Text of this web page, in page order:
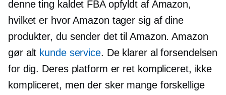
denne ting kaldet FBA opfyldt af Amazon,
hvilket er hvor Amazon tager sig af dine
produkter, du sender det til Amazon. Amazon
gør alt kunde service. De klarer al forsendelsen
for dig. Deres platform er ret kompliceret, ikke
kompliceret, men der sker mange forskellige